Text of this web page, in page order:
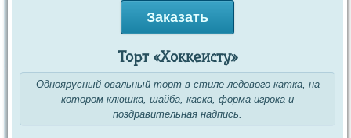
Заказать
Торт «Хоккеисту»
Одноярусный овальный торт в стиле ледового катка, на
котором клюшка, шайба, каска, форма игрока и
поздравительная надпись.